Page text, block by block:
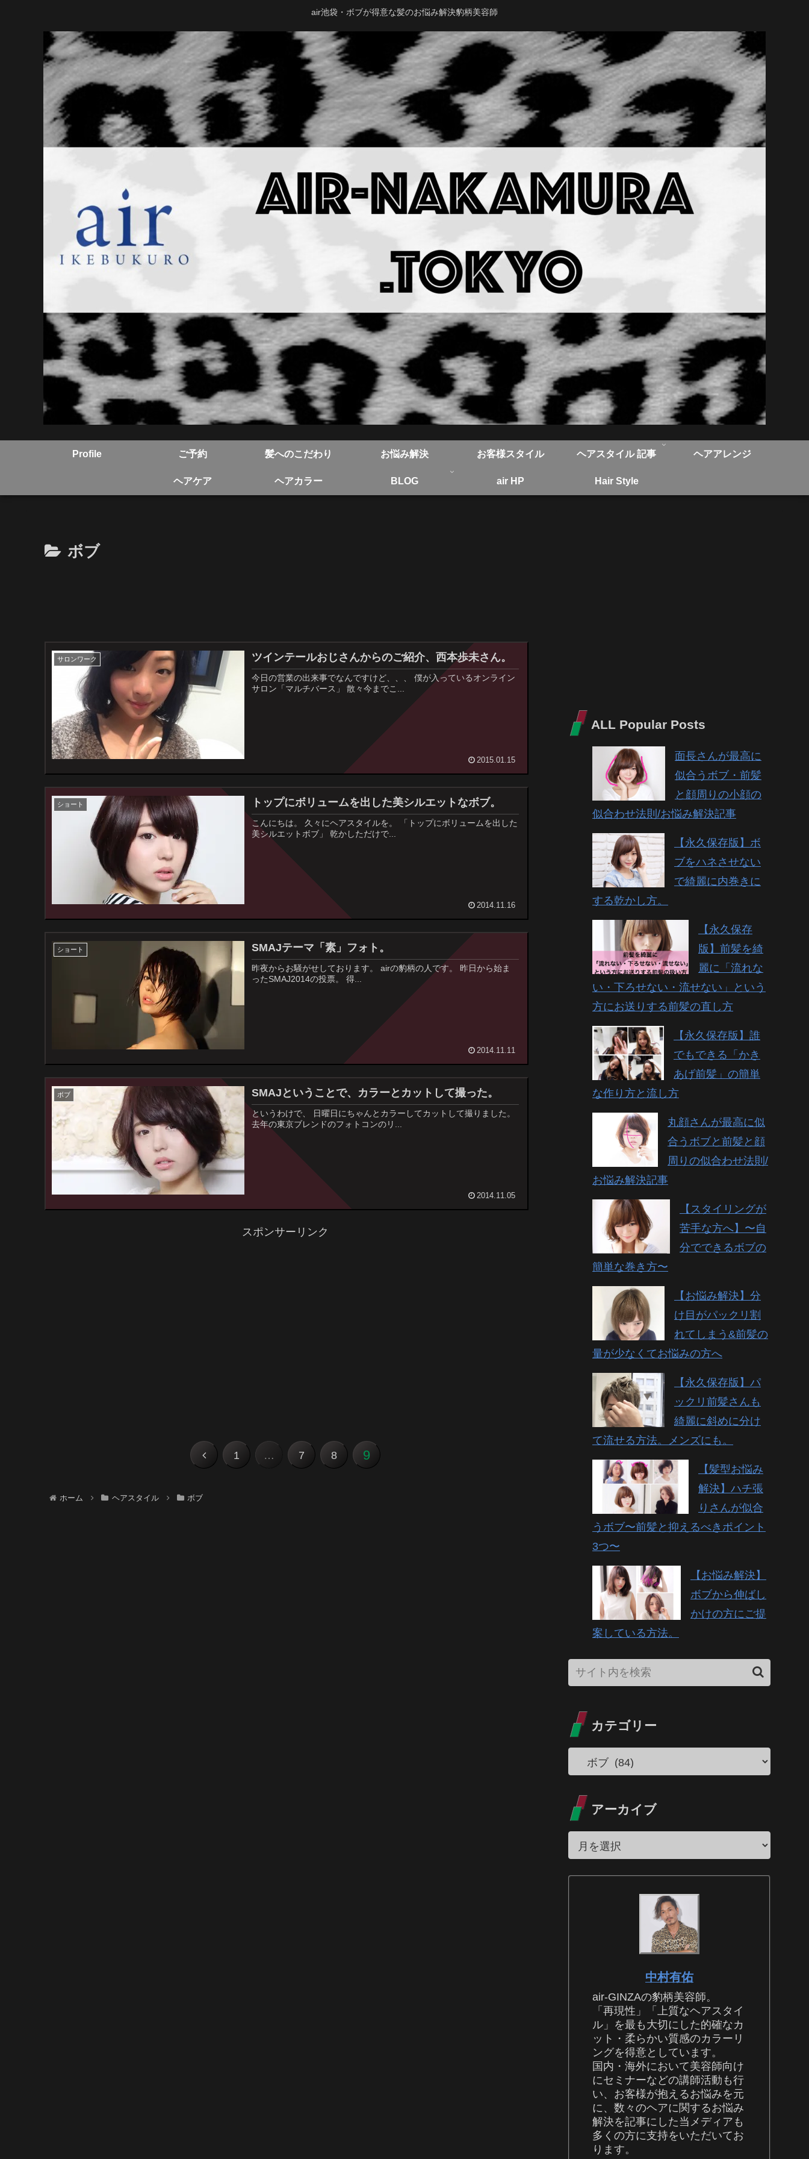
air池袋・ボブが得意な髪のお悩み解決豹柄美容師
Profile ご予約 髪へのこだわり お悩み解決 お客様スタイル ヘアスタイル 記事 ヘアアレンジ
ヘアケア ヘアカラー BLOG air HP Hair Style
ボブ
サロンワーク ツインテールおじさんからのご紹介、西本歩未さん。
今日の営業の出来事でなんですけど、、、 僕が入っているオンライン
サロン「マルチバース」 散々今までこ...
2015.01.15
ショート トップにボリュームを出した美シルエットなボブ。
こんにちは。 久々にヘアスタイルを。 「トップにボリュームを出した
美シルエットボブ」 乾かしただけで...
2014.11.16
ショート SMAJテーマ「素」フォト。
昨夜からお騒がせしております。 airの豹柄の人です。 昨日から始ま
ったSMAJ2014の投票。 得...
2014.11.11
ボブ SMAJということで、カラーとカットして撮った。
というわけで、 日曜日にちゃんとカラーしてカットして撮りました。
去年の東京ブレンドのフォトコンのリ...
2014.11.05
スポンサーリンク
前 1 … 7 8 9
ホーム ヘアスタイル ボブ
ALL Popular Posts
面長さんが最高に
似合うボブ・前髪
と顔周りの小顔の
似合わせ法則/お悩み解決記事
【永久保存版】ボ
ブをハネさせない
で綺麗に内巻きに
する乾かし方。
【永久保存
版】前髪を綺
麗に「流れな
い・下ろせない・流せない」という
方にお送りする前髪の直し方
【永久保存版】誰
でもできる「かき
あげ前髪」の簡単
な作り方と流し方
丸顔さんが最高に似
合うボブと前髪と顔
周りの似合わせ法則/
お悩み解決記事
【スタイリングが
苦手な方へ】〜自
分でできるボブの
簡単な巻き方〜
【お悩み解決】分
け目がパックリ割
れてしまう&前髪の
量が少なくてお悩みの方へ
【永久保存版】パ
ックリ前髪さんも
綺麗に斜めに分け
て流せる方法。メンズにも。
【髪型お悩み
解決】ハチ張
りさんが似合
うボブ〜前髪と抑えるべきポイント
3つ〜
【お悩み解決】
ボブから伸ばし
かけの方にご提
案している方法。
カテゴリー
アーカイブ
中村有佑
air-GINZAの豹柄美容師。
「再現性」「上質なヘアスタイ
ル」を最も大切にした的確なカ
ット・柔らかい質感のカラーリ
ングを得意としています。
国内・海外において美容師向け
にセミナーなどの講師活動も行
い、お客様が抱えるお悩みを元
に、数々のヘアに関するお悩み
解決を記事にした当メディアも
多くの方に支持をいただいてお
ります。